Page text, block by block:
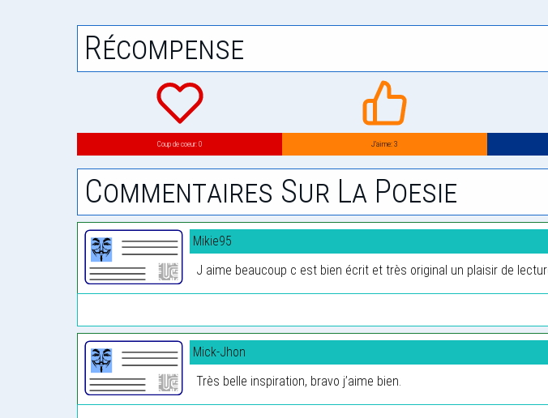
Récompense
Coup de coeur: 0 J’aime: 3
Commentaires Sur La Poesie
Mikie95
J aime beaucoup c est bien écrit et très original un plaisir de
Mick-Jhon
Très belle inspiration, bravo j’aime bien.